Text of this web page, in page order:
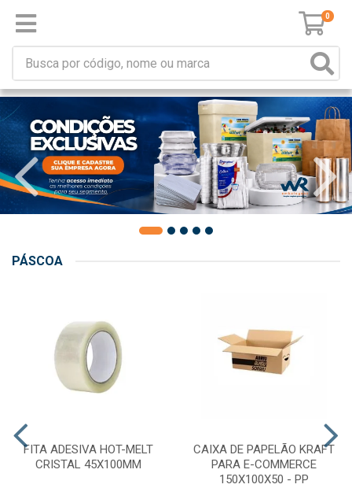
0
PÁSCOA
FITA ADESIVA HOT-MELT
CRISTAL 45X100MM
CAIXA DE PAPELÃO KRAFT
PARA E-COMMERCE
150X100X50 - PP